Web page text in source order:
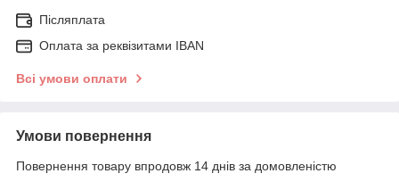
Післяплата
Оплата за реквізитами IBAN
Всі умови оплати
Умови повернення
Повернення товару впродовж 14 днів за домовленістю